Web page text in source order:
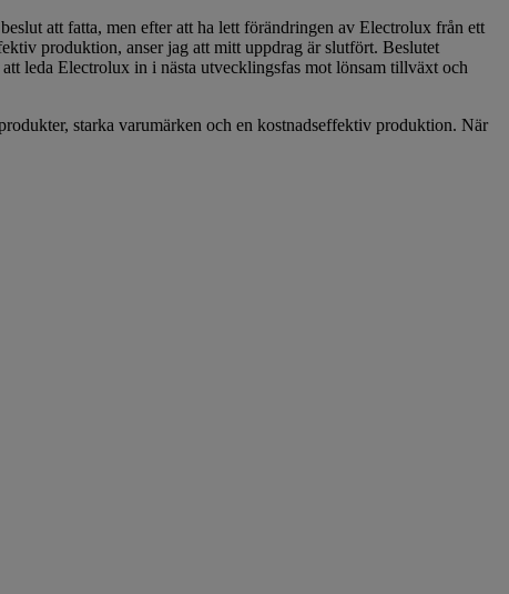
att fatta, men efter att ha lett förändringen av Electrolux från ett
produktion, anser jag att mitt uppdrag är slutfört. Beslutet
leda Electrolux in i nästa utvecklingsfas mot lönsam tillväxt och
starka varumärken och en kostnadseffektiv produktion. När